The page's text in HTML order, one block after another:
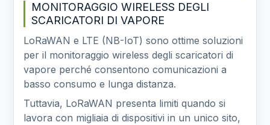
MONITORAGGIO WIRELESS DEGLI
SCARICATORI DI VAPORE
LoRaWAN e LTE (NB-IoT) sono ottime soluzioni
per il monitoraggio wireless degli scaricatori di
vapore perché consentono comunicazioni a
basso consumo e lunga distanza.
Tuttavia, LoRaWAN presenta limiti quando si
lavora con migliaia di dispositivi in un unico sito,